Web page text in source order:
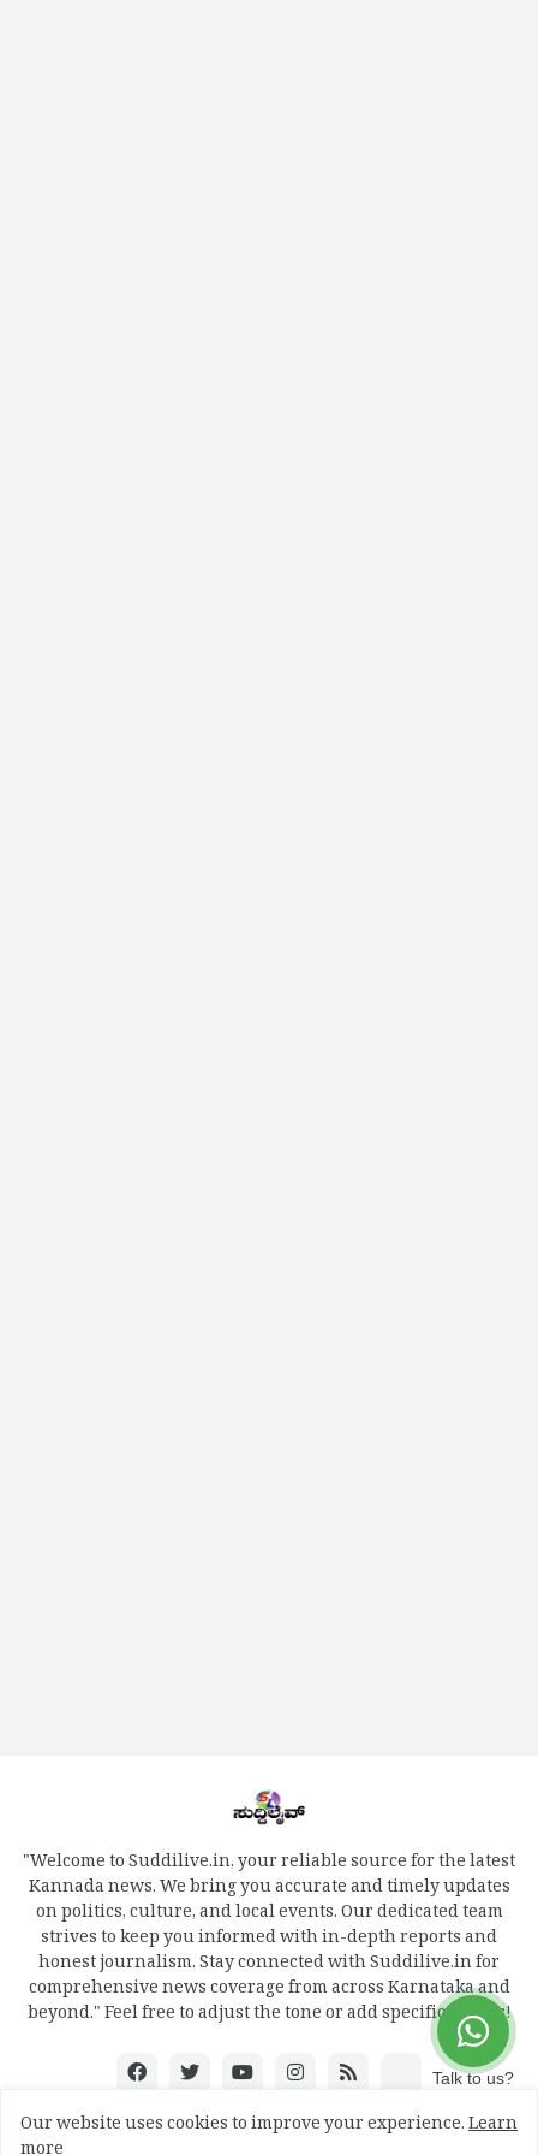
"Welcome to Suddilive.in, your reliable source for the latest
Kannada news. We bring you accurate and timely updates
on politics, culture, and local events. Our dedicated team
strives to keep you informed with in-depth reports and
honest journalism. Stay connected with Suddilive.in for
comprehensive news coverage from across Karnataka and
beyond." Feel free to adjust the tone or add specific details!
Our website uses cookies to improve your experience.Learn
Talk to us?